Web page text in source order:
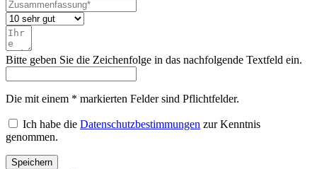
Bitte geben Sie die Zeichenfolge in das nachfolgende Textfeld ein.
Die mit einem * markierten Felder sind Pflichtfelder.
Ich habe die Datenschutzbestimmungen zur Kenntnis
genommen.
Speichern